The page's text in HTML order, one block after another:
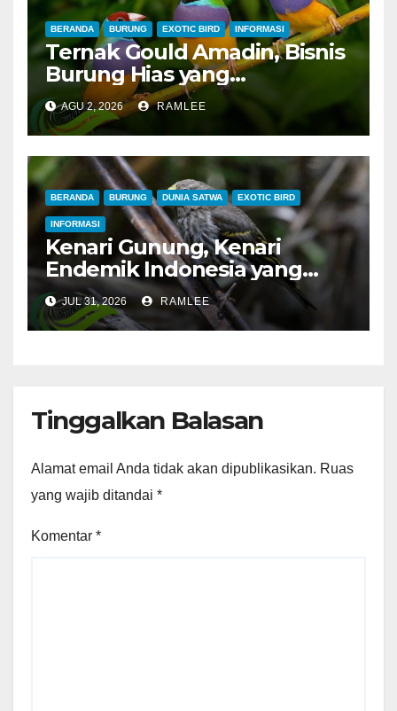
BERANDA BURUNG EXOTIC BIRD INFORMASI
Ternak Gould Amadin, Bisnis
Burung Hias yang
Menguntungkan
AGU 2, 2026 RAMLEE
BERANDA BURUNG DUNIA SATWA EXOTIC BIRD
INFORMASI
Kenari Gunung, Kenari
Endemik Indonesia yang
Sangat Sulit Dipelihara
JUL 31, 2026 RAMLEE
Tinggalkan Balasan
Alamat email Anda tidak akan dipublikasikan. Ruas
yang wajib ditandai *
Komentar *